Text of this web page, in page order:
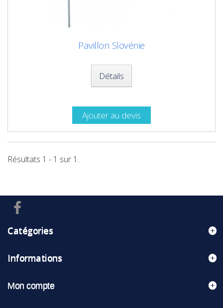
Pavillon Slovénie
Détails
Ajouter au devis
Résultats 1 - 1 sur 1.
Catégories
Informations
Mon compte